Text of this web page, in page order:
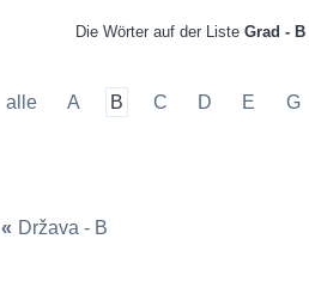
Die Wörter auf der Liste Grad - B
alle A B C D E G
« Država - B